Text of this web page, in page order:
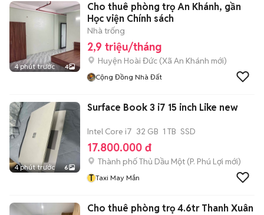
4 phút trước 4
Cho thuê phòng trọ An Khánh, gần
Học viện Chính sách
Nhà trống
2,9 triệu/tháng
Huyện Hoài Đức (Xã An Khánh mới)
Cộng Đồng Nhà Đất
4 phút trước 6
Surface Book 3 i7 15 inch Like new
Intel Core i7 32 GB 1 TB SSD
17.800.000 đ
Thành phố Thủ Dầu Một (P. Phú Lợi mới)
T Taxi May Mắn
Cho thuê phòng trọ 4.6tr Thanh Xuân